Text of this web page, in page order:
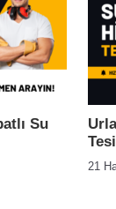
Su
21